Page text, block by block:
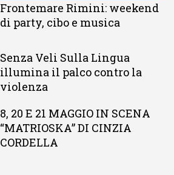
Frontemare Rimini: weekend
di party, cibo e musica
Senza Veli Sulla Lingua
illumina il palco contro la
violenza
8, 20 E 21 MAGGIO IN SCENA
“MATRIOSKA” DI CINZIA
CORDELLA